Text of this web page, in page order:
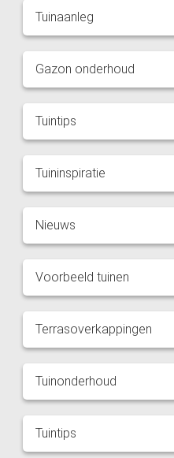
Tuinaanleg
Gazon onderhoud
Tuintips
Tuininspiratie
Nieuws
Voorbeeld tuinen
Terrasoverkappingen
Tuinonderhoud
Tuintips